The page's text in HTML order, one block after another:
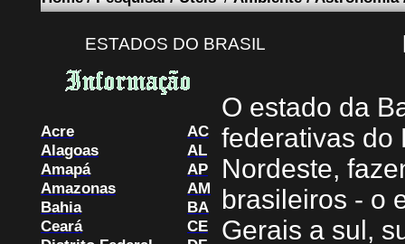
ESTADOS DO BRASIL
Acre
AC
Alagoas
AL
Amapá
AP
Amazonas
AM
Bahia
BA
Ceará
CE
O estado da
federativas do
Nordeste,
brasileiros - o
Gerais a sul,